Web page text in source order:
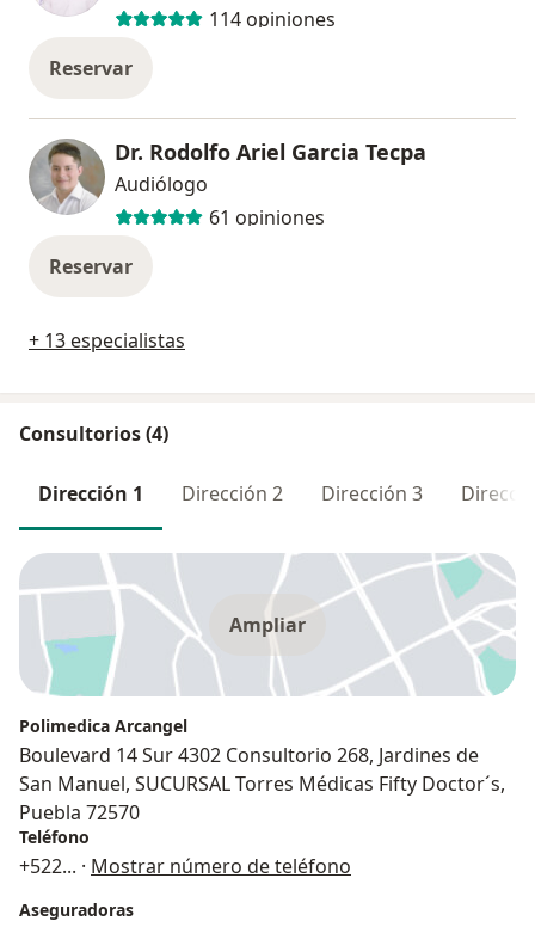
114 opiniones
Reservar
Dr. Rodolfo Ariel Garcia Tecpa
Audiólogo
61 opiniones
Reservar
+ 13 especialistas
Consultorios (4)
Dirección 1 Dirección 2 Dirección 3
Ampliar
Polimedica Arcangel
Boulevard 14 Sur 4302 Consultorio 268, Jardines de
San Manuel, SUCURSAL Torres Médicas Fifty Doctor´s,
Puebla 72570
Teléfono
+522... · Mostrar número de teléfono
Aseguradoras